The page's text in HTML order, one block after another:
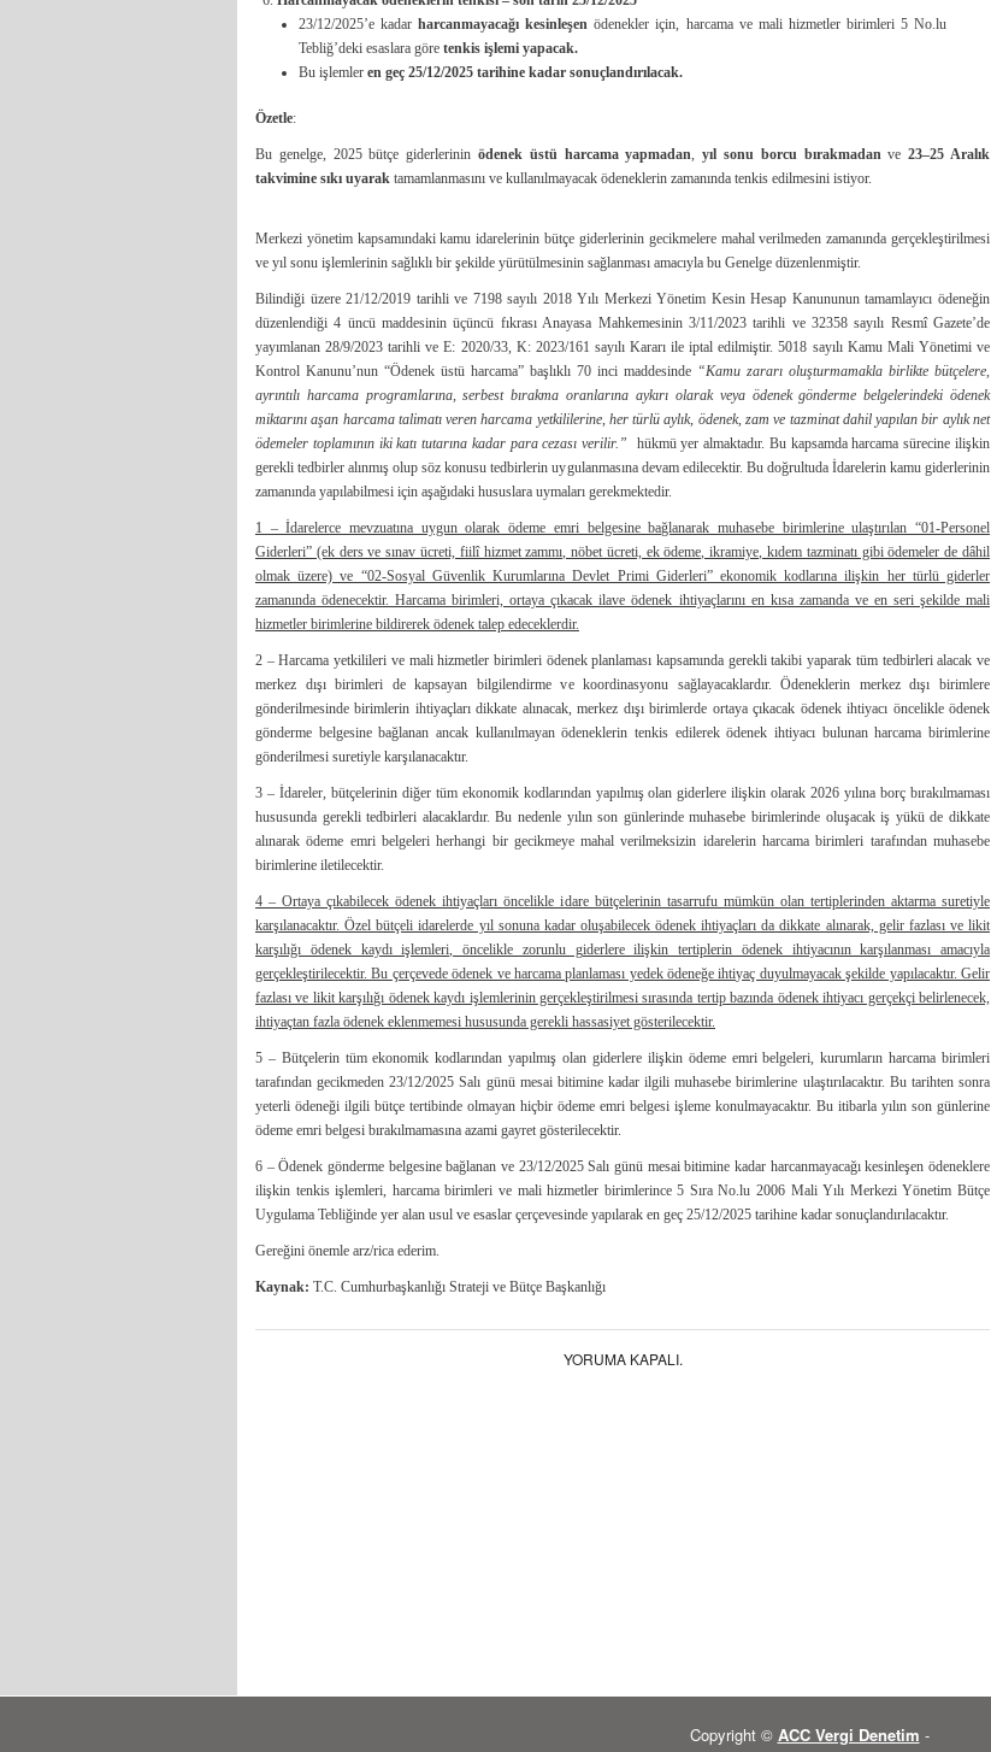
23/12/2025’e kadarharcanmayacağı kesinleşen ödenekler için, harcama ve mali hizmetler birimleri 5 No.lu
Tebliğ’deki esaslara göre tenkis işlemi yapacak.
Bu işlemler en geç 25/12/2025 tarihine kadar sonuçlandırılacak.
Özetle:
Bu genelge, 2025 bütçe giderlerinin ödenek üstü harcama yapmadan,yıl sonu borcu bırakmadanve23–25 Aralık
takvimine sıkı uyarak tamamlanmasını ve kullanılmayacak ödeneklerin zamanında tenkis edilmesini istiyor.
Merkezi yönetim kapsamındaki kamu idarelerinin bütçe giderlerinin gecikmelere mahal verilmeden zamanında gerçekleştirilmesi
ve yıl sonu işlemlerinin sağlıklı bir şekilde yürütülmesinin sağlanması amacıyla bu Genelge düzenlenmiştir.
Bilindiği üzere 21/12/2019 tarihli ve 7198 sayılı 2018 Yılı Merkezi Yönetim Kesin Hesap Kanununun tamamlayıcı ödeneğin
düzenlendiği 4 üncü maddesinin üçüncü fıkrası Anayasa Mahkemesinin 3/11/2023 tarihli ve 32358 sayılı Resmî Gazete’de
yayımlanan 28/9/2023 tarihli ve E: 2020/33, K: 2023/161 sayılı Kararı ile iptal edilmiştir. 5018 sayılı Kamu Mali Yönetimi ve
Kontrol Kanunu’nun “Ödenek üstü harcama” başlıklı 70 inci maddesinde “Kamu zararı oluşturmamakla birlikte bütçelere,
ayrıntılı harcama programlarına, serbest bırakma oranlarına aykırı olarak veya ödenek gönderme belgelerindeki ödenek
miktarını aşan harcama talimatı veren harcama yetkililerine, her türlü aylık, ödenek, zam ve tazminat dahil yapılan bir aylık net
ödemeler toplamının iki katı tutarına kadar para cezası verilir.” hükmü yer almaktadır. Bu kapsamda harcama sürecine ilişkin
gerekli tedbirler alınmış olup söz konusu tedbirlerin uygulanmasına devam edilecektir. Bu doğrultuda İdarelerin kamu giderlerinin
zamanında yapılabilmesi için aşağıdaki hususlara uymaları gerekmektedir.
1 – İdarelerce mevzuatına uygun olarak ödeme emri belgesine bağlanarak muhasebe birimlerine ulaştırılan “01-Personel
Giderleri” (ek ders ve sınav ücreti, fiilî hizmet zammı, nöbet ücreti, ek ödeme, ikramiye, kıdem tazminatı gibi ödemeler de dâhil
olmak üzere) ve “02-Sosyal Güvenlik Kurumlarına Devlet Primi Giderleri” ekonomik kodlarına ilişkin her türlü giderler
zamanında ödenecektir. Harcama birimleri, ortaya çıkacak ilave ödenek ihtiyaçlarını en kısa zamanda ve en seri şekilde mali
hizmetler birimlerine bildirerek ödenek talep edeceklerdir.
2 – Harcama yetkilileri ve mali hizmetler birimleri ödenek planlaması kapsamında gerekli takibi yaparak tüm tedbirleri alacak ve
merkez dışı birimleri de kapsayan bilgilendirme ve koordinasyonu sağlayacaklardır. Ödeneklerin merkez dışı birimlere
gönderilmesinde birimlerin ihtiyaçları dikkate alınacak, merkez dışı birimlerde ortaya çıkacak ödenek ihtiyacı öncelikle ödenek
gönderme belgesine bağlanan ancak kullanılmayan ödeneklerin tenkis edilerek ödenek ihtiyacı bulunan harcama birimlerine
gönderilmesi suretiyle karşılanacaktır.
3 – İdareler, bütçelerinin diğer tüm ekonomik kodlarından yapılmış olan giderlere ilişkin olarak 2026 yılına borç bırakılmaması
hususunda gerekli tedbirleri alacaklardır. Bu nedenle yılın son günlerinde muhasebe birimlerinde oluşacak iş yükü de dikkate
alınarak ödeme emri belgeleri herhangi bir gecikmeye mahal verilmeksizin idarelerin harcama birimleri tarafından muhasebe
birimlerine iletilecektir.
4 – Ortaya çıkabilecek ödenek ihtiyaçları öncelikle idare bütçelerinin tasarrufu mümkün olan tertiplerinden aktarma suretiyle
karşılanacaktır. Özel bütçeli idarelerde yıl sonuna kadar oluşabilecek ödenek ihtiyaçları da dikkate alınarak, gelir fazlası ve likit
karşılığı ödenek kaydı işlemleri, öncelikle zorunlu giderlere ilişkin tertiplerin ödenek ihtiyacının karşılanması amacıyla
gerçekleştirilecektir. Bu çerçevede ödenek ve harcama planlaması yedek ödeneğe ihtiyaç duyulmayacak şekilde yapılacaktır. Gelir
fazlası ve likit karşılığı ödenek kaydı işlemlerinin gerçekleştirilmesi sırasında tertip bazında ödenek ihtiyacı gerçekçi belirlenecek,
ihtiyaçtan fazla ödenek eklenmemesi hususunda gerekli hassasiyet gösterilecektir.
5 – Bütçelerin tüm ekonomik kodlarından yapılmış olan giderlere ilişkin ödeme emri belgeleri, kurumların harcama birimleri
tarafından gecikmeden 23/12/2025 Salı günü mesai bitimine kadar ilgili muhasebe birimlerine ulaştırılacaktır. Bu tarihten sonra
yeterli ödeneği ilgili bütçe tertibinde olmayan hiçbir ödeme emri belgesi işleme konulmayacaktır. Bu itibarla yılın son günlerine
ödeme emri belgesi bırakılmamasına azami gayret gösterilecektir.
6 – Ödenek gönderme belgesine bağlanan ve 23/12/2025 Salı günü mesai bitimine kadar harcanmayacağı kesinleşen ödeneklere
ilişkin tenkis işlemleri, harcama birimleri ve mali hizmetler birimlerince 5 Sıra No.lu 2006 Mali Yılı Merkezi Yönetim Bütçe
Uygulama Tebliğinde yer alan usul ve esaslar çerçevesinde yapılarak en geç 25/12/2025 tarihine kadar sonuçlandırılacaktır.
Gereğini önemle arz/rica ederim.
Kaynak: T.C. Cumhurbaşkanlığı Strateji ve Bütçe Başkanlığı
YORUMA KAPALI.
Copyright © ACC Vergi Denetim -